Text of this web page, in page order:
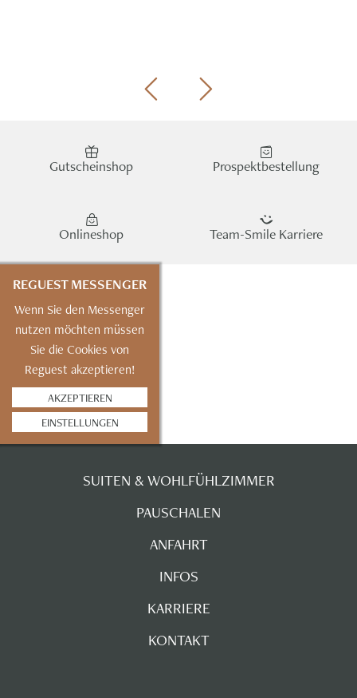
Gutscheinshop Prospektbestellung
Onlineshop Team-Smile Karriere
REGUEST MESSENGER
Wenn Sie den Messenger
nutzen möchten müssen
Sie die Cookies von
Reguest akzeptieren!
AKZEPTIEREN
EINSTELLUNGEN
SUITEN & WOHLFÜHLZIMMER
PAUSCHALEN
ANFAHRT
INFOS
KARRIERE
KONTAKT